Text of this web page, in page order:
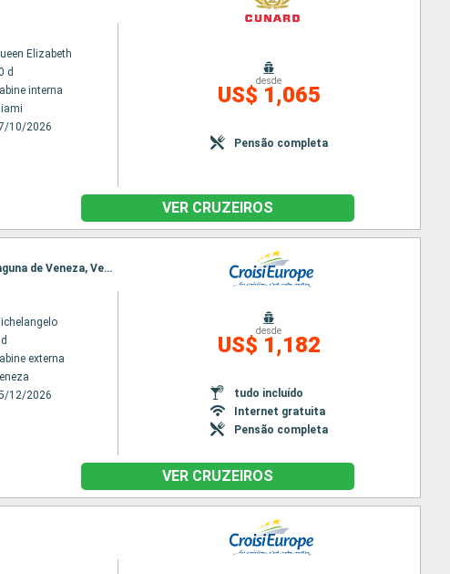
Elizabeth
d
interna
10/2026
desde
US$ 1,065
Pensão completa
VER CRUZEIROS
Itinerário : Veneza, Laguna de Veneza, Veneza, Mazzorbo, Laguna de Veneza, Chioggia, Laguna de Veneza, Veneza
externa
12/2026
desde
US$ 1,182
tudo incluído
Internet gratuita
Pensão completa
VER CRUZEIROS